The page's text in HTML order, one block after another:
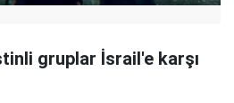
gruplar İsrail'e karşı